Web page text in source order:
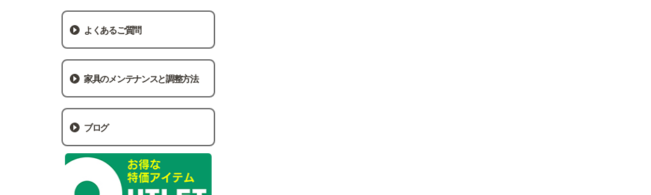
よくあるご質問
家具のメンテナンスと調整方法
ブログ